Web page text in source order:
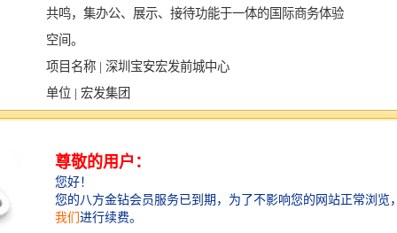
共鸣，集办公、展示、接待功能于一体的国际商务体验
空间。
项目名称 | 深圳宝安宏发前城中心
单位 | 宏发集团
团队 | 戴鹏、薛志光
软装设计 | EHOO易设计
室内灯光 | MLD张继先灯光设计
设计面积 | 1600 ㎡